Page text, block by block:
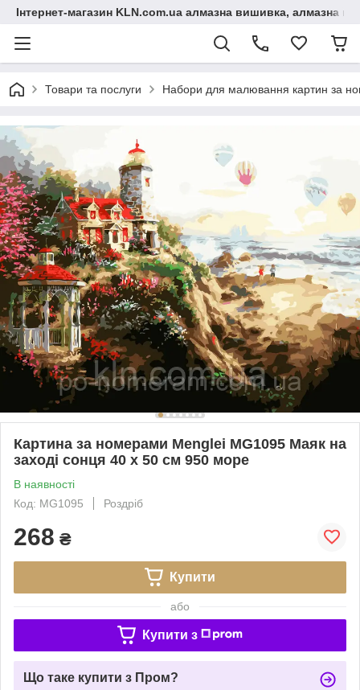
Інтернет-магазин KLN.com.ua алмазна вишивка, алмазна
Товари та послуги Набори для малювання картин за
Картина за номерами Menglei MG1095 Маяк на
заході сонця 40 х 50 см 950 море
В наявності
Код: MG1095
Роздріб
268 ₴
Купити
або
Купити з
Що таке купити з Пром?